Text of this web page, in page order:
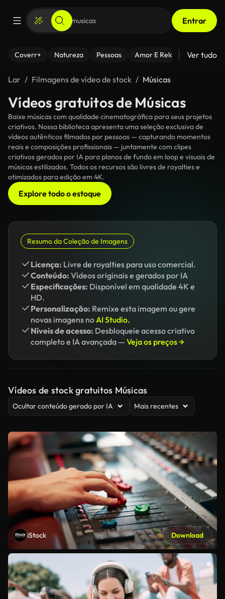
Entrar
Coverr+ Natureza Pessoas Amor E Relacionamentos
Ver tudo
Lar Filmagens de vídeo de stock Músicas
Vídeos gratuitos de Músicas
Baixe músicas com qualidade cinematográfica para seus projetos
criativos. Nossa biblioteca apresenta uma seleção exclusiva de
vídeos autênticos filmados por pessoas — capturando momentos
reais e composições profissionais — juntamente com clipes
criativos gerados por IA para planos de fundo em loop e visuais de
músicas estilizados. Todos os recursos são livres de royalties e
otimizados para edição em 4K.
Explore todo o estoque
Resumo da Coleção de Imagens
Licença: Livre de royalties para uso comercial.
Conteúdo: Vídeos originais e gerados por IA
Especificações: Disponível em qualidade 4K e
HD.
Personalização: Remixe esta imagem ou gere
novas imagens noAI Studio.
Níveis de acesso: Desbloqueie acesso criativo
completo e IA avançada — Veja os preços →
Vídeos de stock gratuitos Músicas
Ocultar conteúdo gerado por IA Mais recentes
iStock Download